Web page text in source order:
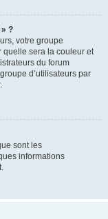
?
votre groupe
quelle sera la couleur et
du forum
d’utilisateurs par
sont les
informations